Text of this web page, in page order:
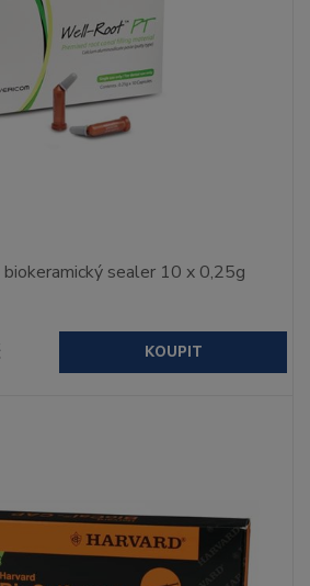
sealer 10 x 0,25g
KOUPIT